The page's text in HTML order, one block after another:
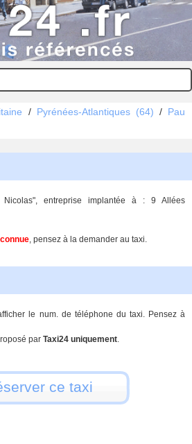
/ Pyrénées-Atlantiques (64) / Pau
entreprise implantée à : 9 Allées
, pensez à la demander au taxi.
le num. de téléphone du taxi. Pensez à
par Taxi24 uniquement.
ce taxi